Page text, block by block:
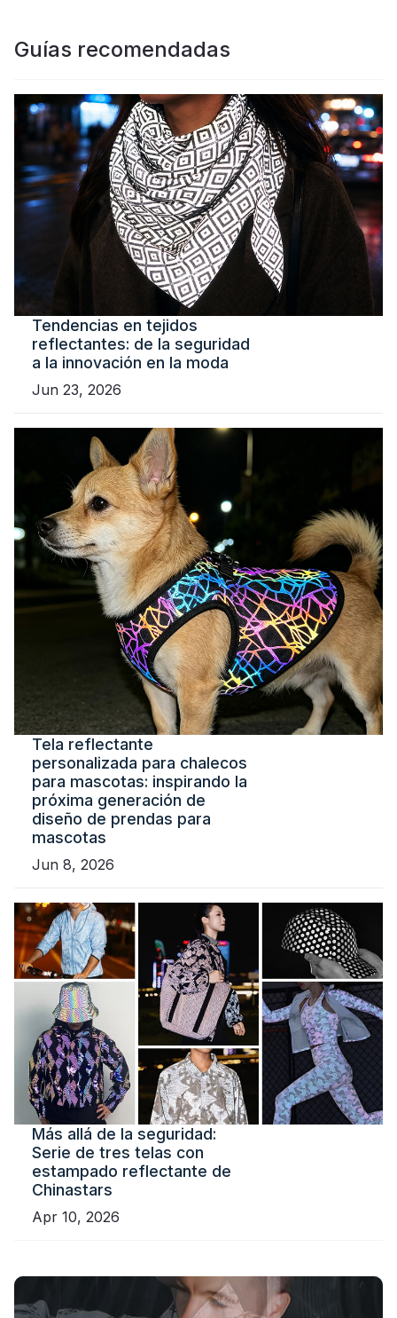
Guías recomendadas
Tendencias en tejidos
reflectantes: de la seguridad
a la innovación en la moda
Jun 23, 2026
Tela reflectante
personalizada para chalecos
para mascotas: inspirando la
próxima generación de
diseño de prendas para
mascotas
Jun 8, 2026
Más allá de la seguridad:
Serie de tres telas con
estampado reflectante de
Chinastars
Apr 10, 2026